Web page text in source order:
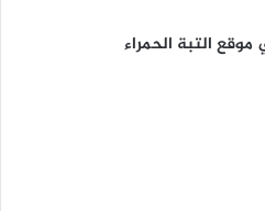
التبة الحمراء